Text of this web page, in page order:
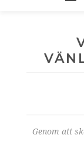
Genom att